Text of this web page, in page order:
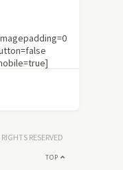
RESERVED
TOP